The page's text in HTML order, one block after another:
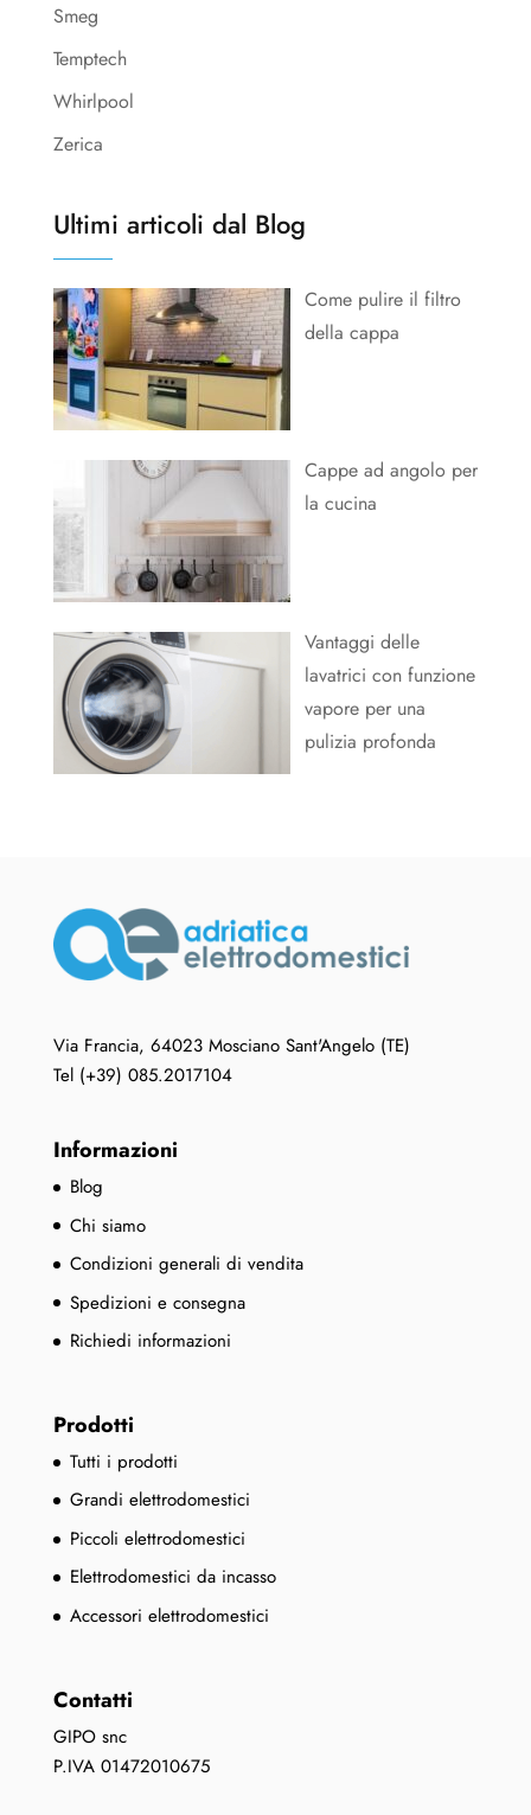
Smeg
Temptech
Whirlpool
Zerica
Ultimi articoli dal Blog
Come pulire il filtro
della cappa
Cappe ad angolo per
la cucina
Vantaggi delle
lavatrici con funzione
vapore per una
pulizia profonda
Via Francia, 64023 Mosciano Sant'Angelo (TE)
Tel (+39) 085.2017104
Informazioni
Blog
Chi siamo
Condizioni generali di vendita
Spedizioni e consegna
Richiedi informazioni
Prodotti
Tutti i prodotti
Grandi elettrodomestici
Piccoli elettrodomestici
Elettrodomestici da incasso
Accessori elettrodomestici
Contatti
GIPO snc
P.IVA 01472010675